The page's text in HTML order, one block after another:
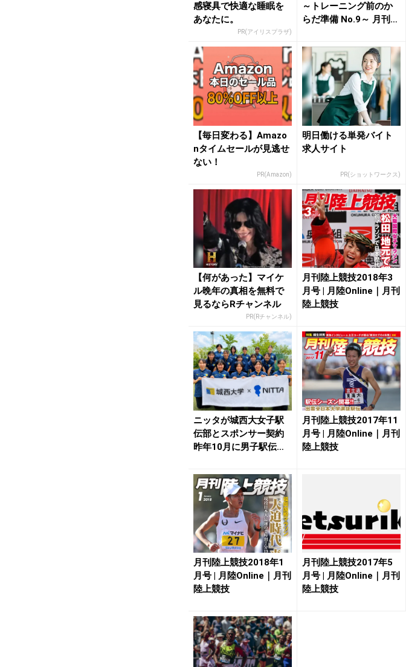
感寝具で快適な睡眠を
あなたに。
PR(アイリスプラザ)
～トレーニング前のか
らだ準備 No.9～ 月刊陸
【毎日変わる】Amazo
nタイムセールが見逃せ
ない！
PR(Amazon)
明日働ける単発バイト
求人サイト
PR(ショットワークス)
【何があった】マイケ
ル晩年の真相を無料で
見るならRチャンネル
PR(Rチャンネル)
月刊陸上競技2018年3
月号 | 月陸Online｜月刊
陸上競技
ニッタが城西大女子駅
伝部とスポンサー契約
昨年10月に男子駅伝部
月刊陸上競技2017年11
月号 | 月陸Online｜月刊
陸上競技
月刊陸上競技2018年1
月号 | 月陸Online｜月刊
陸上競技
月刊陸上競技2017年5
月号 | 月陸Online｜月刊
陸上競技